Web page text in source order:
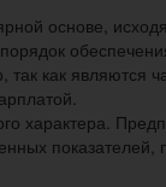
основе,
так как
характера.